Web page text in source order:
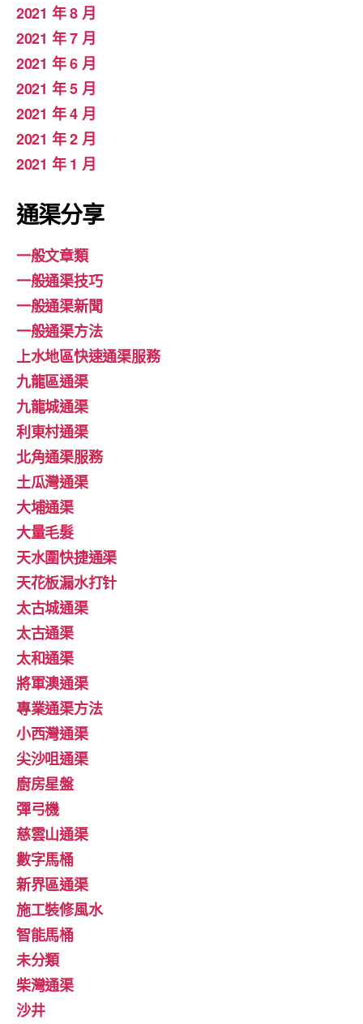
2021 年 8 月
2021 年 7 月
2021 年 6 月
2021 年 5 月
2021 年 4 月
2021 年 2 月
2021 年 1 月
通渠分享
一般文章類
一般通渠技巧
一般通渠新聞
一般通渠方法
上水地區快速通渠服務
九龍區通渠
九龍城通渠
利東村通渠
北角通渠服務
土瓜灣通渠
大埔通渠
大量毛髮
天水圍快捷通渠
天花板漏水打针
太古城通渠
太古通渠
太和通渠
將軍澳通渠
專業通渠方法
小西灣通渠
尖沙咀通渠
廚房星盤
彈弓機
慈雲山通渠
數字馬桶
新界區通渠
施工裝修風水
智能馬桶
未分類
柴灣通渠
沙井